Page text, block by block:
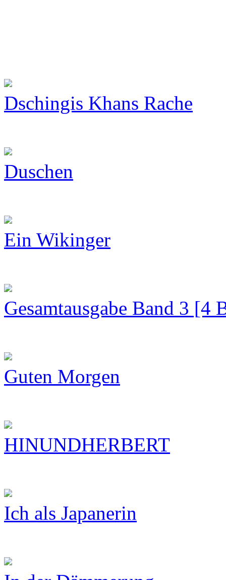
Dschingis Khans Rache
Duschen
Ein Wikinger
Gesamtausgabe Band 3 [4
Guten Morgen
HINUNDHERBERT
Ich als Japanerin